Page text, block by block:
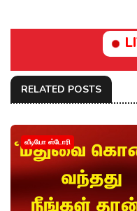
RELATED POSTS
வீடியோ ஸ்டோரி